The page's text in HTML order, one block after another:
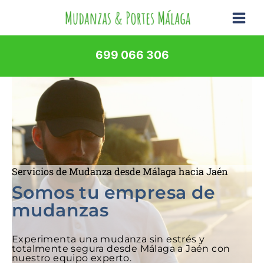
699 066 306
Servicios de Mudanza desde Málaga hacia Jaén
Somos tu empresa de
mudanzas
Experimenta una mudanza sin estrés y
totalmente segura desde Málaga a Jaén con
nuestro equipo experto.